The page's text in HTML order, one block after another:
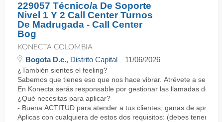
229057 Técnico/a De Soporte
Nivel 1 Y 2 Call Center Turnos
De Madrugada - Call Center
Bog
KONECTA COLOMBIA
Bogota D.c., Distrito Capital 11/06/2026
¿También sientes el feeling?
Sabemos que tienes eso que nos hace vibrar. Atrévete a ser
En Konecta serás responsable por gestionar las llamadas de
¿Qué necesitas para aplicar?
- Buena ACTITUD para atender a tus clientes, ganas de
Aplicas con cualquiera de estos dos requisitos: (debes tener